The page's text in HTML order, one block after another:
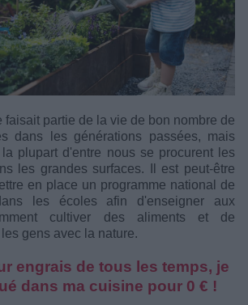
faisait partie de la vie de bon nombre de
dans les générations passées, mais
plupart d'entre nous se procurent les
les grandes surfaces. Il est peut-être
en place un programme national de
les écoles afin d'enseigner aux
cultiver des aliments et de
gens avec la nature.
engrais de tous les temps, je
dans ma cuisine pour 0 € !